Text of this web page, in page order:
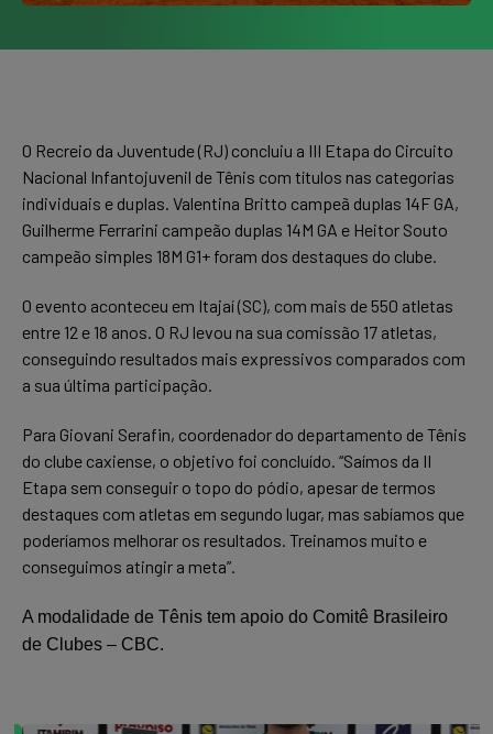
O Recreio da Juventude (RJ) concluiu a III Etapa do Circuito
Nacional Infantojuvenil de Tênis com títulos nas categorias
individuais e duplas. Valentina Britto campeã duplas 14F GA,
Guilherme Ferrarini campeão duplas 14M GA e Heitor Souto
campeão simples 18M G1+ foram dos destaques do clube.
O evento aconteceu em Itajaí (SC), com mais de 550 atletas
entre 12 e 18 anos. O RJ levou na sua comissão 17 atletas,
conseguindo resultados mais expressivos comparados com
a sua última participação.
Para Giovani Serafin, coordenador do departamento de Tênis
do clube caxiense, o objetivo foi concluído. “Saímos da II
Etapa sem conseguir o topo do pódio, apesar de termos
destaques com atletas em segundo lugar, mas sabíamos que
poderíamos melhorar os resultados. Treinamos muito e
conseguimos atingir a meta”.
A modalidade de Tênis tem apoio do Comitê Brasileiro
de Clubes – CBC.